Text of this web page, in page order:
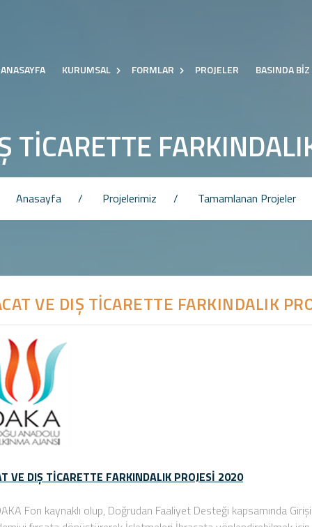
ANASAYFA KURUMSAL FORMLAR PROJELER BASINDA BİZ
TİCARETTE
Anasayfa Projelerimiz Tamamlanan Projeler
VE DIŞ TİCARETTE FARKINDALIK
VE DIŞ TİCARETTE FARKINDALIK PROJESİ 2020
Fon kaynaklı olup, Doğrudan Faaliyet Desteği kapsamında